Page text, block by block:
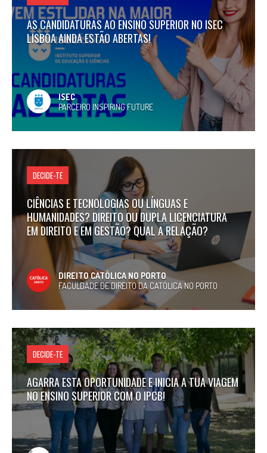
AS CANDIDATURAS AO ENSINO SUPERIOR NO ISEC
LISBOA AINDA ESTÃO ABERTAS!
ISEC
PARCEIRO INSPIRING FUTURE
DECIDE-TE
CIÊNCIAS E TECNOLOGIAS OU LÍNGUAS E
HUMANIDADES? DIREITO OU DUPLA LICENCIATURA
EM DIREITO E EM GESTÃO? QUAL A RELAÇÃO?
DIREITO CATÓLICA NO PORTO
FACULDADE DE DIREITO DA CATÓLICA NO PORTO
DECIDE-TE
AGARRA ESTA OPORTUNIDADE E INICIA A TUA VIAGEM
NO ENSINO SUPERIOR COM O IPCB!